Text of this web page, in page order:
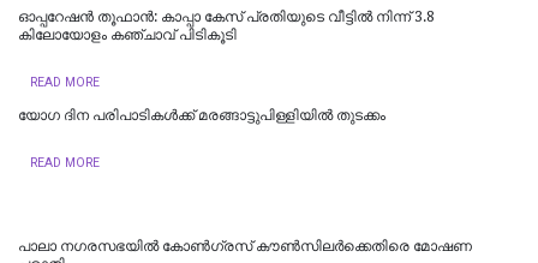
ഓപ്പറേഷൻ തൂഫാൻ: കാപ്പാ കേസ് പ്രതിയുടെ വീട്ടിൽ നിന്ന് 3.8
കിലോയോളം കഞ്ചാവ് പിടികൂടി
READ MORE
യോഗ ദിന പരിപാടികള്‍ക്ക് മരങ്ങാട്ടുപിള്ളിയില്‍ തുടക്കം
READ MORE
പാലാ നഗരസഭയിൽ കോൺഗ്രസ് കൗൺസിലർക്കെതിരെ മോഷണ